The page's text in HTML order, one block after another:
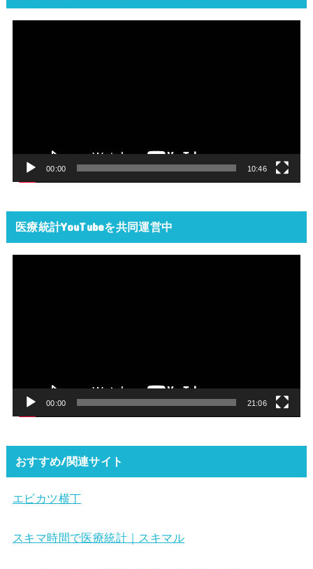
00:00 10:46
医療統計YouTubeを共同運営中
00:00 21:06
おすすめ/関連サイト
エビカツ横丁
スキマ時間で医療統計｜スキマル